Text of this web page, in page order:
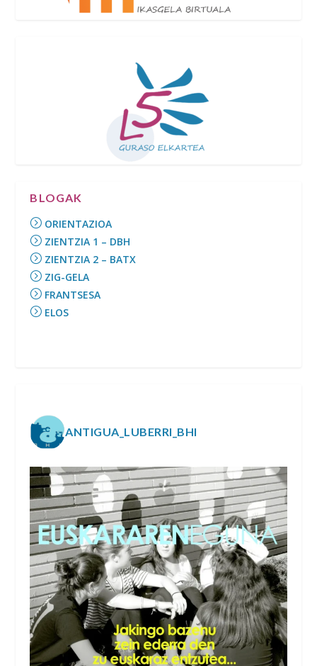
BLOGAK
ORIENTAZIOA
ZIENTZIA 1 – DBH
ZIENTZIA 2 – BATX
ZIG-GELA
FRANTSESA
ELOS
ANTIGUA_LUBERRI_BHI